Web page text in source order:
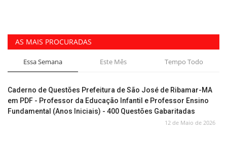
AS MAIS PROCURADAS
Essa Semana Este Mês Tempo Todo
Caderno de Questões Prefeitura de São José de Ribamar-MA
em PDF - Professor da Educação Infantil e Professor Ensino
Fundamental (Anos Iniciais) - 400 Questões Gabaritadas
12 de Maio de 2026